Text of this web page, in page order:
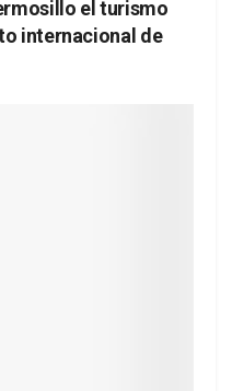
el turismo
internacional de